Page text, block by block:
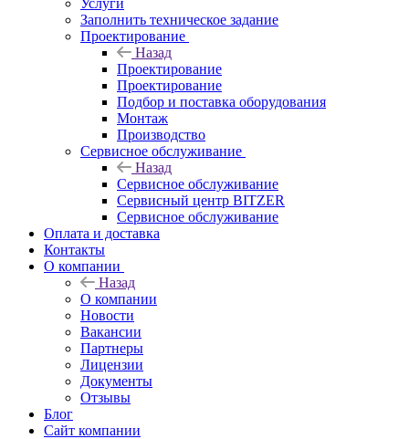
Услуги
Заполнить техническое задание
Проектирование
Назад
Проектирование
Проектирование
Подбор и поставка оборудования
Монтаж
Производство
Сервисное обслуживание
Назад
Сервисное обслуживание
Сервисный центр BITZER
Сервисное обслуживание
Оплата и доставка
Контакты
О компании
Назад
О компании
Новости
Вакансии
Партнеры
Лицензии
Документы
Отзывы
Блог
Сайт компании